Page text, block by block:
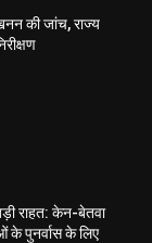
की जांच, राज्य
राहत: केन-बेतवा
के पुनर्वास के लिए